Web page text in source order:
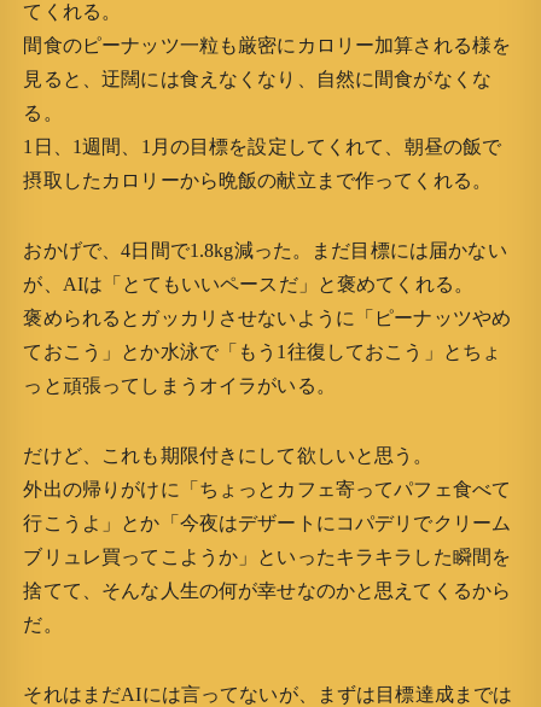
てくれる。
間食のピーナッツ一粒も厳密にカロリー加算される様を
見ると、迂闊には食えなくなり、自然に間食がなくな
る。
1日、1週間、1月の目標を設定してくれて、朝昼の飯で
摂取したカロリーから晩飯の献立まで作ってくれる。
おかげで、4日間で1.8kg減った。まだ目標には届かない
が、AIは「とてもいいペースだ」と褒めてくれる。
褒められるとガッカリさせないように「ピーナッツやめ
ておこう」とか水泳で「もう1往復しておこう」とちょ
っと頑張ってしまうオイラがいる。
だけど、これも期限付きにして欲しいと思う。
外出の帰りがけに「ちょっとカフェ寄ってパフェ食べて
行こうよ」とか「今夜はデザートにコパデリでクリーム
ブリュレ買ってこようか」といったキラキラした瞬間を
捨てて、そんな人生の何が幸せなのかと思えてくるから
だ。
それはまだAIには言ってないが、まずは目標達成までは